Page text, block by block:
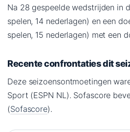
Na 28 gespeelde wedstrijden in
spelen, 14 nederlagen) en een
spelen, 15 nederlagen) met een
Recente confrontaties dit
Deze seizoensontmoetingen
Sport (ESPN NL). Sofascore
(Sofascore).